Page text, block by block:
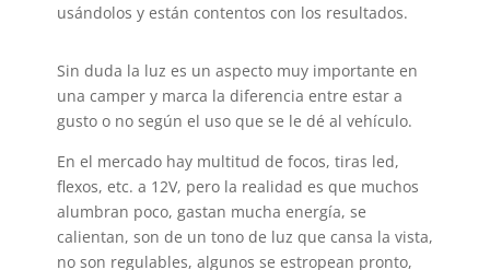
usándolos y están contentos con los resultados.
Sin duda la luz es un aspecto muy importante en
una camper y marca la diferencia entre estar a
gusto o no según el uso que se le dé al vehículo.
En el mercado hay multitud de focos, tiras led,
flexos, etc. a 12V, pero la realidad es que muchos
alumbran poco, gastan mucha energía, se
calientan, son de un tono de luz que cansa la vista,
no son regulables, algunos se estropean pronto,